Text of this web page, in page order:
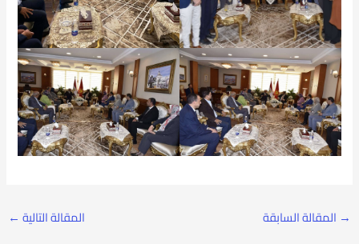
→ المقالة السابقة المقالة التالية ←